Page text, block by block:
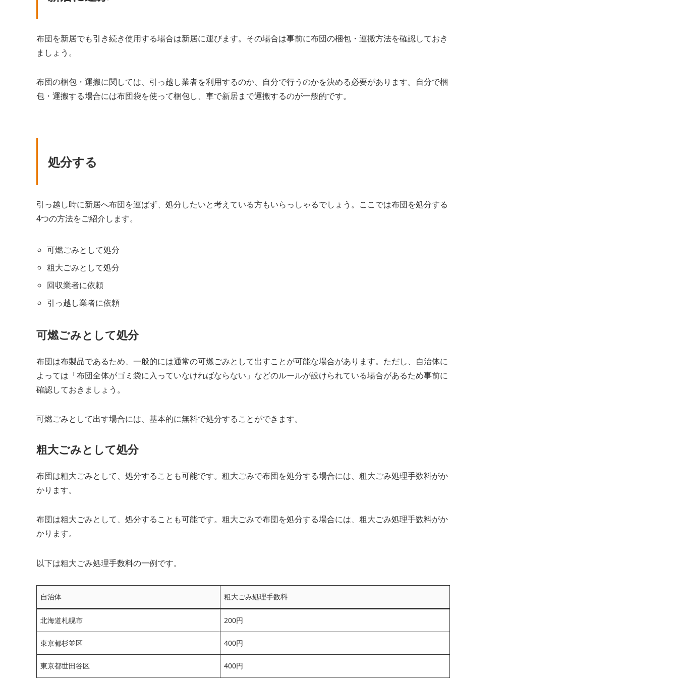
布団を新居でも引き続き使用する場合は新居に運びます。その場合は事前に布団の梱包・運搬方法を確認しておき
ましょう。
布団の梱包・運搬に関しては、引っ越し業者を利用するのか、自分で行うのかを決める必要があります。自分で梱
包・運搬する場合には布団袋を使って梱包し、車で新居まで運搬するのが一般的です。
処分する
引っ越し時に新居へ布団を運ばず、処分したいと考えている方もいらっしゃるでしょう。ここでは布団を処分する
4つの方法をご紹介します。
可燃ごみとして処分
粗大ごみとして処分
回収業者に依頼
引っ越し業者に依頼
可燃ごみとして処分
布団は布製品であるため、一般的には通常の可燃ごみとして出すことが可能な場合があります。ただし、自治体に
よっては「布団全体がゴミ袋に入っていなければならない」などのルールが設けられている場合があるため事前に
確認しておきましょう。
可燃ごみとして出す場合には、基本的に無料で処分することができます。
粗大ごみとして処分
布団は粗大ごみとして、処分することも可能です。粗大ごみで布団を処分する場合には、粗大ごみ処理手数料がか
かります。
布団は粗大ごみとして、処分することも可能です。粗大ごみで布団を処分する場合には、粗大ごみ処理手数料がか
かります。
以下は粗大ごみ処理手数料の一例です。
自治体 粗大ごみ処理手数料
北海道札幌市 200円
東京都杉並区 400円
東京都世田谷区 400円